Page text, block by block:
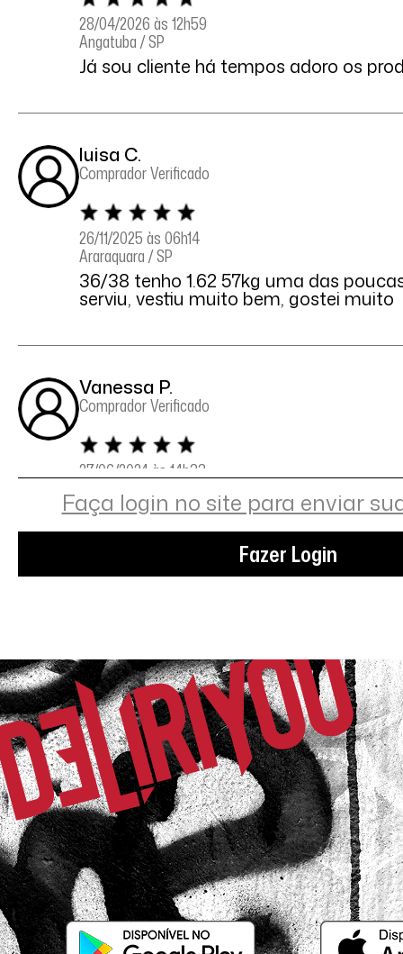
28/04/2026 às 12h59
Angatuba / SP
Já sou cliente há tempos adoro os
luisa C.
Comprador Verificado
26/11/2025 às 06h14
Araraquara / SP
36/38 tenho 1.62 57kg uma das
serviu, vestiu muito bem, gostei muito
Vanessa P.
Comprador Verificado
27/06/2024 às 14h33
Paraty / RJ
Veste super bem.
18/06/2024 às 11h38
Curitiba / PR
Amei !!! Veste super bem, qualidade
Rafaela C.
Comprador Verificado
15/07/2026 às 11h22
São Paulo / SP
Calça maravilhosa!! Eu ameii 🤩
Faça login no site para enviar
Fazer Login